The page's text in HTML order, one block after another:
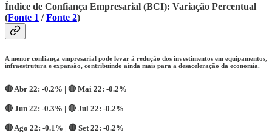
Índice de Confiança Empresarial (BCI): Variação Percentual
(Fonte 1 /Fonte 2)
A menor confiança empresarial pode levar à redução dos investimentos em equipamentos,
infraestrutura e expansão, contribuindo ainda mais para a desaceleração da economia.
🔴 Abr 22: -0.2% | 🔴 Mai 22: -0.2%
🔴 Jun 22: -0.3% | 🔴 Jul 22: -0.2%
🔴 Ago 22: -0.1% | 🔴 Set 22: -0.2%